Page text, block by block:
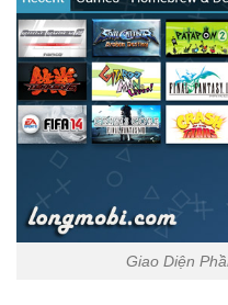
Giao Diện